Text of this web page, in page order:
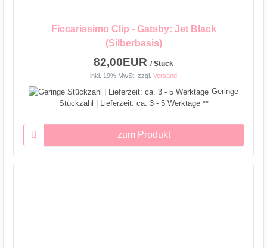
Ficcarissimo Clip - Gatsby: Jet Black
(Silberbasis)
82,00EUR / Stück
inkl. 19% MwSt. zzgl. Versand
Geringe
Stückzahl | Lieferzeit: ca. 3 - 5 Werktage **
zum Produkt